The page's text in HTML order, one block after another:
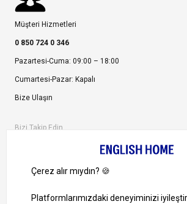
Müşteri Hizmetleri
0 850 724 0 346
Pazartesi-Cuma: 09:00 – 18:00
Cumartesi-Pazar: Kapalı
Bize Ulaşın
Bizi Takip Edin
1000 TL ve Üzeri Alışverişlerinizde Kargo Bedava!